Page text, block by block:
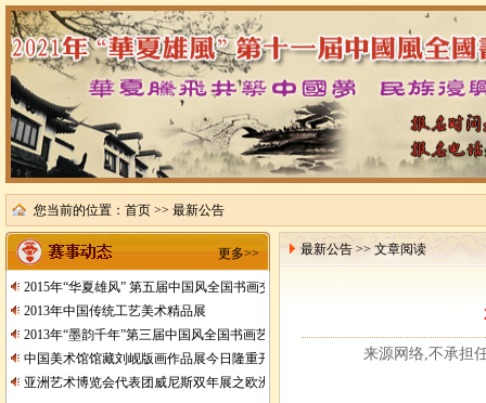
2021/8/15
2016/8/27
您当前的位置： 首页 >> 最新公告
更多>>
2015年“华夏雄风” 第五届中国风全国书画交流赛暨纪念抗日战争胜利70周年书画
2013年中国传统工艺美术精品展
2013年“墨韵千年”第三届中国风全国书画艺术交流赛征稿
中国美术馆馆藏刘岘版画作品展今日隆重开展
亚洲艺术博览会代表团威尼斯双年展之欧洲行
最新公告 >> 文章阅读
来源网络,不承担